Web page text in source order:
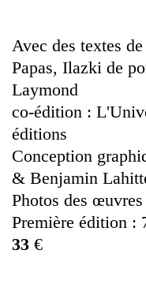
Avec des textes
Papas, Ilazki de
Laymond
co-édition :
éditions
Conception
& Benjamin
Photos des
Première édition :
33 €